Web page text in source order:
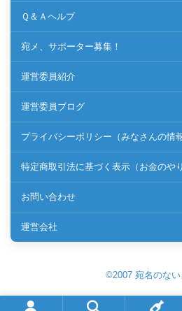
Ｑ＆Ａヘルプ
宛メ、サポーター募集！
運営委員紹介
運営委員ブログ
プライバシーポリシー（みなさんの情
特定商取引法に基づく表示（お金のや
お問い合わせ
運営会社
©2007 宛名のな